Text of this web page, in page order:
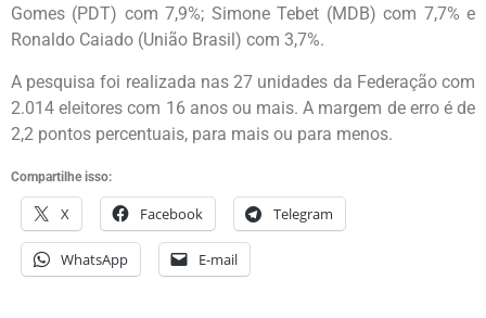
Gomes (PDT) com 7,9%; Simone Tebet (MDB) com 7,7% e
Ronaldo Caiado (União Brasil) com 3,7%.
A pesquisa foi realizada nas 27 unidades da Federação com
2.014 eleitores com 16 anos ou mais. A margem de erro é de
2,2 pontos percentuais, para mais ou para menos.
Compartilhe isso:
X Facebook Telegram
WhatsApp E-mail